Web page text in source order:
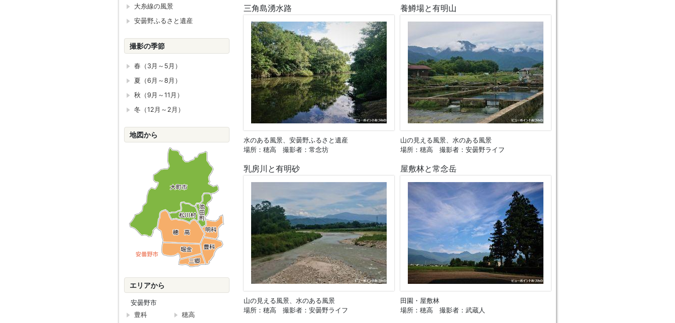
三角島湧水路
水のある風景、安曇野ふるさと遺産
場所：穂高 撮影者：常念坊
養鱒場と有明山
山の見える風景、水のある風景
場所：穂高 撮影者：安曇野ライフ
乳房川と有明砂
山の見える風景、水のある風景
場所：穂高 撮影者：安曇野ライフ
屋敷林と常念岳
田園・屋敷林
場所：穂高 撮影者：武蔵人
大糸線の風景
安曇野ふるさと遺産
撮影の季節
春（3月～5月）
夏（6月～8月）
秋（9月～11月）
冬（12月～2月）
地図から
エリアから
安曇野市
豊科
穂高